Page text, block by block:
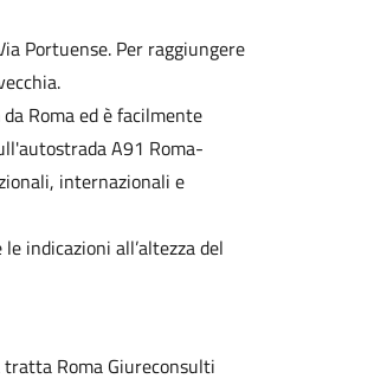
Portuense. Per raggiungere
Roma ed è facilmente
A91 Roma-
internazionali e
indicazioni all’altezza del
Roma Giureconsulti